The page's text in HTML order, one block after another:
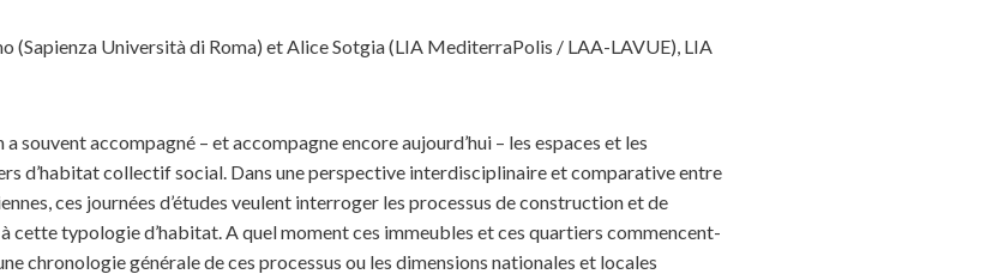
(Sapienza Università di Roma) et Alice Sotgia (LIA MediterraPolis / LAA-LAVUE), LIA
souvent accompagné – et accompagne encore aujourd’hui – les espaces et les
d’habitat collectif social. Dans une perspective interdisciplinaire et comparative entre
ces journées d’études veulent interroger les processus de construction et de
cette typologie d’habitat. A quel moment ces immeubles et ces quartiers commencent-
chronologie générale de ces processus ou les dimensions nationales et locales